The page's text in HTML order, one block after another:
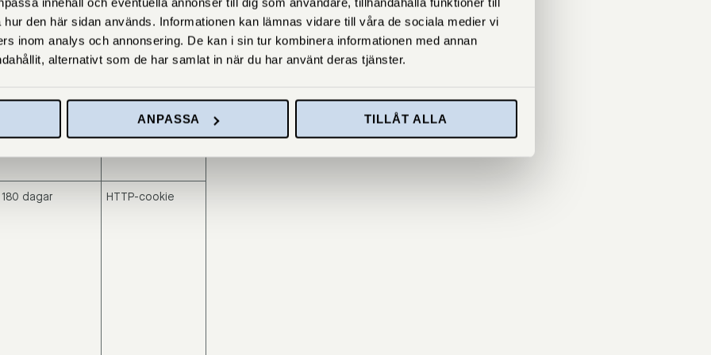
den här sidan används. Informationen kan lämnas vidare till våra de sociala medier vi
inom analys och annonsering. De kan i sin tur kombinera informationen med annan
alternativt som de har samlat in när du har använt deras tjänster.
ANPASSA TILLÅT ALLA
180 dagar HTTP-cookie